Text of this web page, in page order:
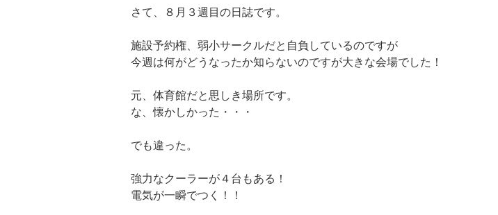
さて、８月３週目の日誌です。
施設予約権、弱小サークルだと自負しているのですが
今週は何がどうなったか知らないのですが大きな会場でした！
元、体育館だと思しき場所です。
な、懐かしかった・・・
でも違った。
強力なクーラーが４台もある！
電気が一瞬でつく！！